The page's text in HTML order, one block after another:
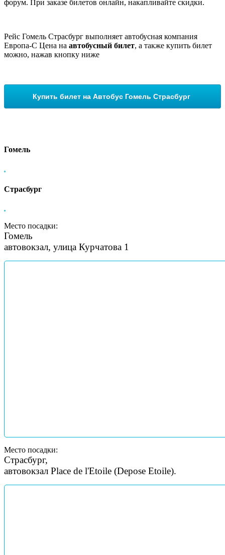
форум. При заказе билетов онлайн, накапливайте скидки.
Рейс Гомель Страсбург выполняет автобусная компания
Европа-С Цена на автобусный билет, а также купить билет
можно, нажав кнопку ниже
Гомель
Страсбург
Место посадки:
Гомель
автовокзал, улица Курчатова 1
Место посадки:
Страсбург,
автовокзал Place de l'Etoile (Depose Etoile).